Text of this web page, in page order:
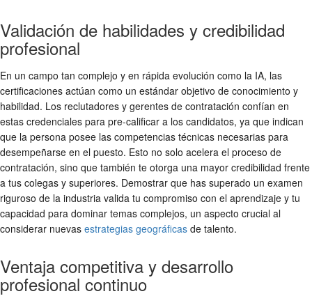
Validación de habilidades y credibilidad
profesional
En un campo tan complejo y en rápida evolución como la IA, las
certificaciones actúan como un estándar objetivo de conocimiento y
habilidad. Los reclutadores y gerentes de contratación confían en
estas credenciales para pre-calificar a los candidatos, ya que indican
que la persona posee las competencias técnicas necesarias para
desempeñarse en el puesto. Esto no solo acelera el proceso de
contratación, sino que también te otorga una mayor credibilidad frente
a tus colegas y superiores. Demostrar que has superado un examen
riguroso de la industria valida tu compromiso con el aprendizaje y tu
capacidad para dominar temas complejos, un aspecto crucial al
considerar nuevas estrategias geográficas de talento.
Ventaja competitiva y desarrollo
profesional continuo